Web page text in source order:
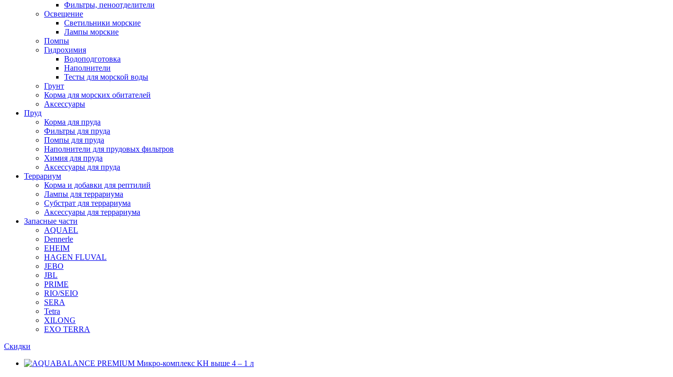
Фильтры, пеноотделители
Освещение
Светильники морские
Лампы морские
Помпы
Гидрохимия
Водоподготовка
Наполнители
Тесты для морской воды
Грунт
Корма для морских обитателей
Аксессуары
Пруд
Корма для пруда
Фильтры для пруда
Помпы для пруда
Наполнители для прудовых фильтров
Химия для пруда
Аксессуары для пруда
Террариум
Корма и добавки для рептилий
Лампы для террариума
Субстрат для террариума
Аксессуары для террариума
Запасные части
AQUAEL
Dennerle
EHEIM
HAGEN FLUVAL
JEBO
JBL
PRIME
RIO/SEIO
SERA
Tetra
XILONG
EXO TERRA
Скидки